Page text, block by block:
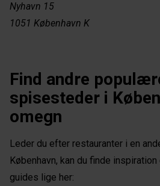
Nyhavn 15
1051 København K
Find andre
spisesteder i
omegn
Leder du efter restauranter i en
København, kan du finde
guides lige her: